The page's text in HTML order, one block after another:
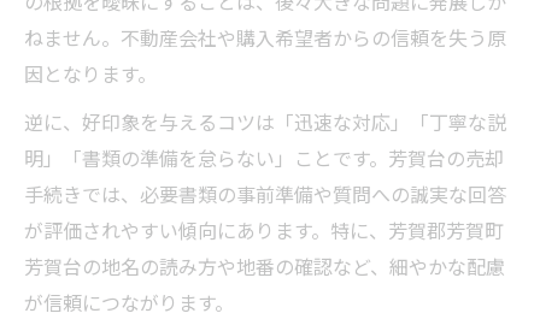
成年後見制度を踏まえた安全な売却の進め方
不動産売却に必要な成年後見制度の基礎知
識
成年後見人が関わる売却時の注意点とは
安全な不動産売却を実現する制度活用法
意思能力と成年後見が売却手続きに与える
影響
不動産売却で裁判所の許可が必要になる事
ねません。不動産会社や購入希望者からの信頼を失う原
因となります。
逆に、好印象を与えるコツは「迅速な対応」「丁寧な説
明」「書類の準備を怠らない」ことです。芳賀台の売却
手続きでは、必要書類の事前準備や質問への誠実な回答
が評価されやすい傾向にあります。特に、芳賀郡芳賀町
芳賀台の地名の読み方や地番の確認など、細やかな配慮
が信頼につながります。